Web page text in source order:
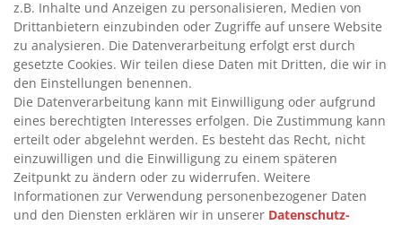
INFORMATIONEN
>
FAQ
>
VERTRAG WIDERRUFEN
>
WIDERRUFSRECHT
>
WIDERRUFSFORMULAR
>
IMPRESSUM
z.B. Inhalte und Anzeigen zu personalisieren, Medien von
Drittanbietern einzubinden oder Zugriffe auf unsere Website
zu analysieren. Die Datenverarbeitung erfolgt erst durch
gesetzte Cookies. Wir teilen diese Daten mit Dritten, die wir in
den Einstellungen benennen.
Die Datenverarbeitung kann mit Einwilligung oder aufgrund
eines berechtigten Interesses erfolgen. Die Zustimmung kann
erteilt oder abgelehnt werden. Es besteht das Recht, nicht
einzuwilligen und die Einwilligung zu einem späteren
Zeitpunkt zu ändern oder zu widerrufen. Weitere
Informationen zur Verwendung personenbezogener Daten
und den Diensten erklären wir in unserer Daten­schutz­